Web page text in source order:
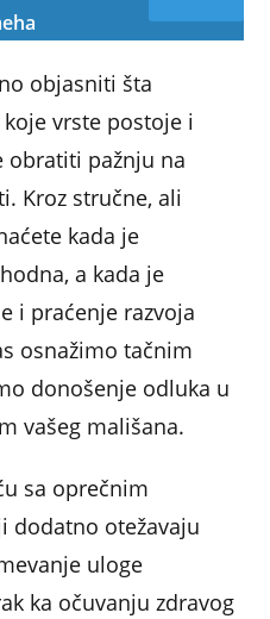
objasniti šta
vrste postoje i
obratiti pažnju na
Kroz stručne, ali
kada je
a kada je
i praćenje razvoja
osnažimo tačnim
donošenje odluka u
vašeg mališana.
sa oprečnim
dodatno otežavaju
uloge
ka očuvanju zdravog